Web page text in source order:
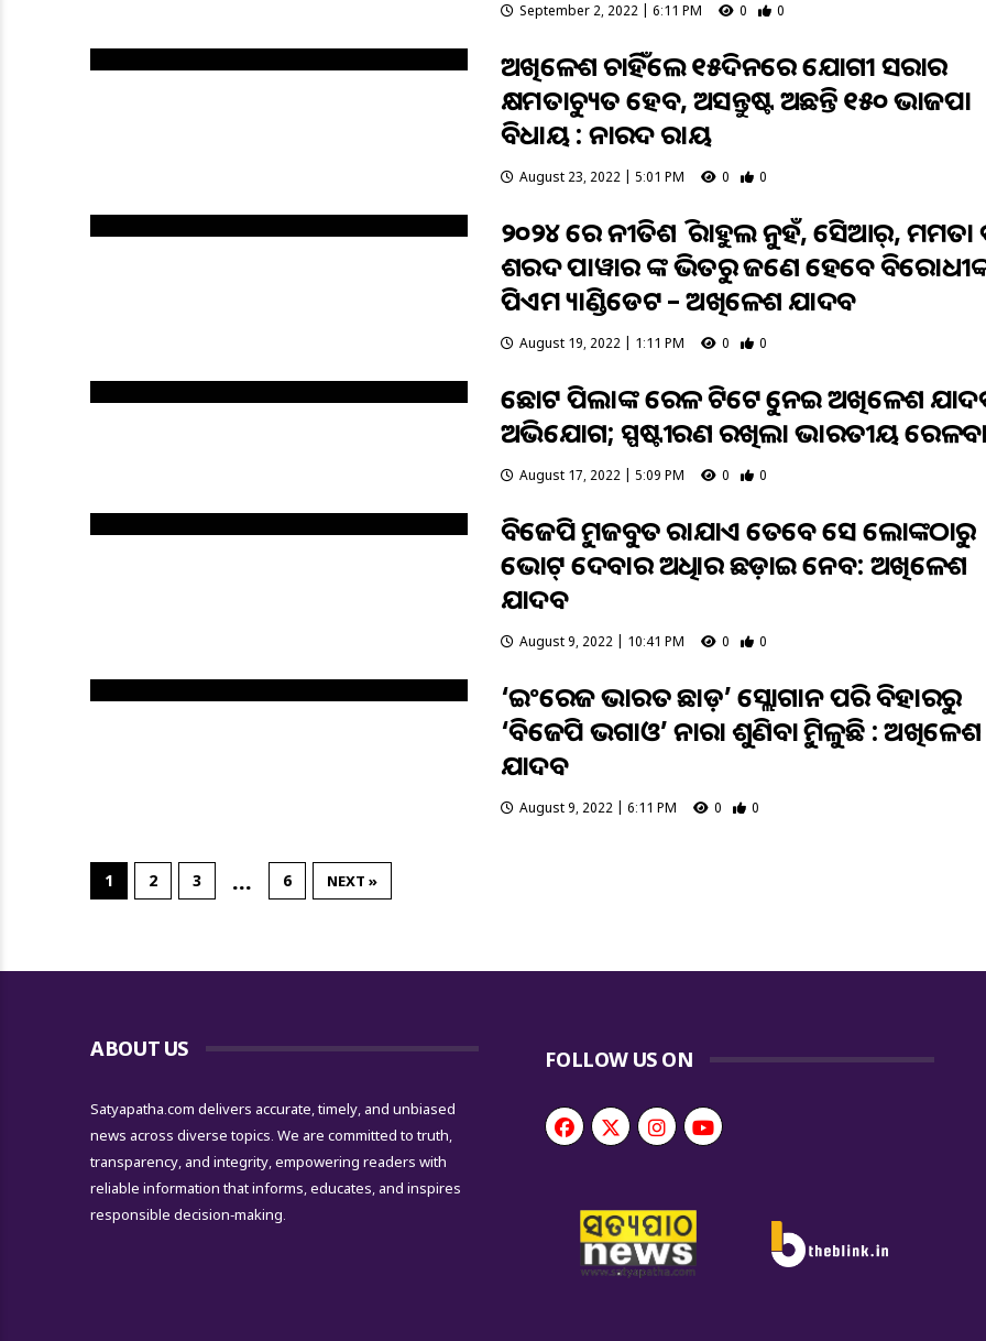
September 2, 2022 | 6:11 PM 0 0
ଅଖିଳେଶ ଚାହିଁଲେ ୧୫ଦିନରେ ଯୋଗୀ ସରକାର
କ୍ଷମତାଚ୍ୟୁତ ହେବ, ଅସନ୍ତୁଷ୍ଟ ଅଛନ୍ତି ୧୫୦ ଭାଜପା
ବିଧାୟକ : ନାରଦ ରାୟ
August 23, 2022 | 5:01 PM 0 0
୨୦୨୪ ରେ ନୀତିଶ କି ରାହୁଲ ନୁହଁ, କେସିଆର୍, ମମତା
ଶରଦ ପାୱାର ଙ୍କ ଭିତରୁ ଜଣେ ହେବେ
ପିଏମ କ୍ୟାଣ୍ଡିଡେଟ – ଅଖିଳେଶ ଯାଦବ
August 19, 2022 | 1:11 PM 0 0
ଛୋଟ ପିଲାଙ୍କ ରେଳ ଟିକେଟକୁ ନେଇ ଅଖିଳେଶ
ଅଭିଯୋଗ; ସ୍ପଷ୍ଟୀକରଣ ରଖିଲା ଭାରତୀୟ
August 17, 2022 | 5:09 PM 0 0
ବିଜେପିକୁ ମଜବୁତ କରାଯାଏ ତେବେ ସେ ଲୋକଙ୍କଠାରୁ
ଭୋଟ୍ ଦେବାର ଅଧିକାର ଛଡ଼ାଇ ନେବ: ଅଖିଳେଶ
ଯାଦବ
August 9, 2022 | 10:41 PM 0 0
‘ଇଂରେଜ ଭାରତ ଛାଡ଼’ ସ୍ଲୋଗାନ ପରି ବିହାରରୁ
‘ବିଜେପି ଭଗାଓ’ ନାରା ଶୁଣିବାକୁ ମିଳୁଛି : ଅଖିଳେଶ
ଯାଦବ
August 9, 2022 | 6:11 PM 0 0
1 2 3 … 6 NEXT »
ABOUT US
Satyapatha.com delivers accurate, timely, and unbiased
news across diverse topics. We are committed to truth,
transparency, and integrity, empowering readers with
reliable information that informs, educates, and inspires
responsible decision-making.
FOLLOW US ON